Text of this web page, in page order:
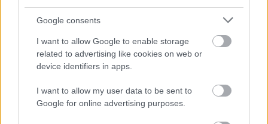
Google consents
I want to allow Google to enable storage
related to advertising like cookies on web or
device identifiers in apps.
I want to allow my user data to be sent to
Google for online advertising purposes.
A drága árucikkeket közzétevő eladókkal is gyakran
kapcsolatba lépnek szélhámosok. A csalók vállalják,